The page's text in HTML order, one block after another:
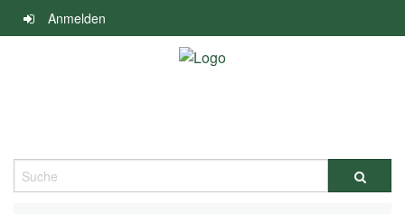
Navigation
überspringen
Anmelden
Suche